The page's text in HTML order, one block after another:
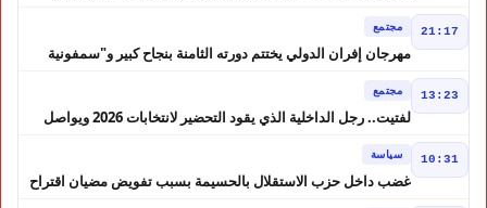
21:17 مجتمع
مهرجان إفران الدولي يختتم دورته الثامنة بنجاح كبير و"سمفونية
13:23 مجتمع
لفتيت.. رجل الداخلية الذي يقود التحضير لانتخابات 2026 ويواصل
10:31 سياسة
غضب داخل حزب الاستقلال بالحسيمة بسبب تفويض مضيان اقتراح